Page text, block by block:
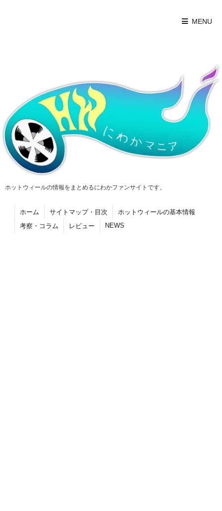
MENU
ホットウィールの情報をまとめるにわかファンサイトです。
ホーム サイトマップ・目次
ホットウィールの基本情報
考察・コラム
レビュー NEWS